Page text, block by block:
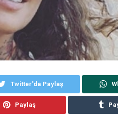
Twitter'da Paylaş
Paylaş